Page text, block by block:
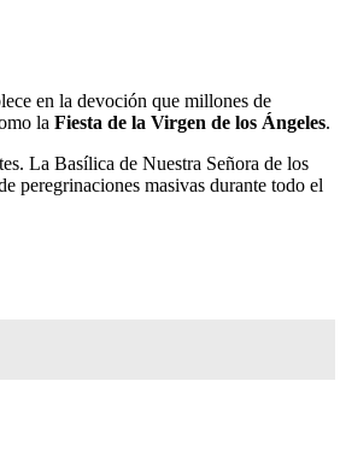
en la devoción que millones de
la Fiesta de la Virgen de los Ángeles.
La Basílica de Nuestra Señora de los
peregrinaciones masivas durante todo el